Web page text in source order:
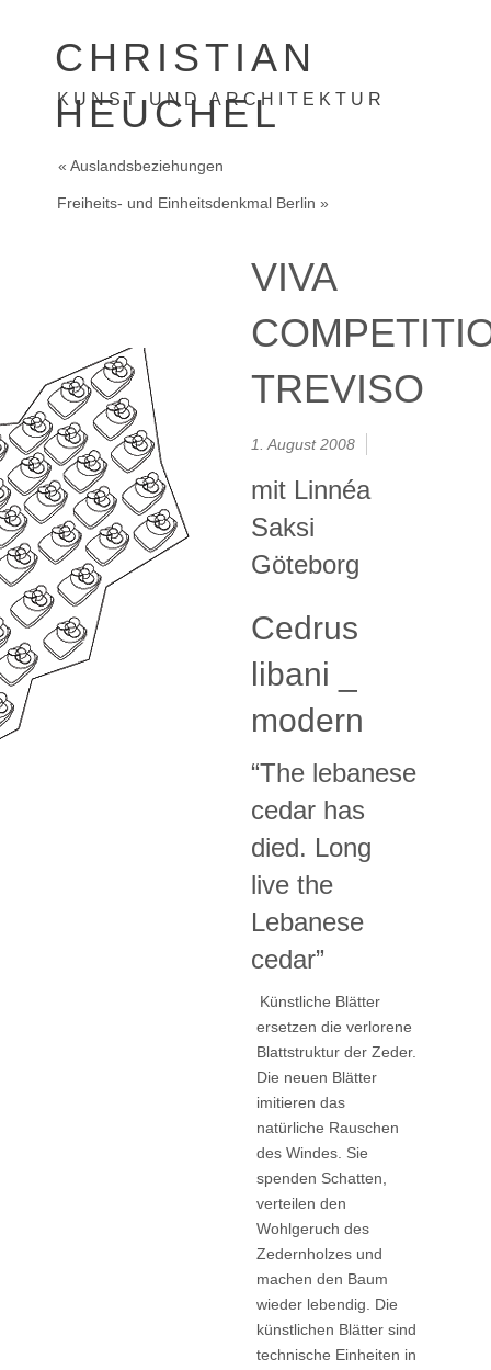
CHRISTIAN
HEUCHEL
KUNST UND ARCHITEKTUR
« Auslandsbeziehungen
Freiheits- und Einheitsdenkmal Berlin »
VIVA
TREVISO
1. August 2008
mit Linnéa
Saksi
Göteborg
Cedrus
libani _
modern
“The lebanese
cedar has
died. Long
live the
Lebanese
cedar”
Künstliche Blätter
ersetzen die verlorene
Blattstruktur der Zeder.
Die neuen Blätter
imitieren das
natürliche Rauschen
des Windes. Sie
spenden Schatten,
verteilen den
Wohlgeruch des
Zedernholzes und
machen den Baum
wieder lebendig. Die
künstlichen Blätter sind
technische Einheiten in